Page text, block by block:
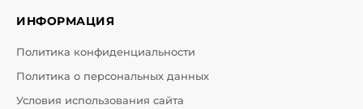
ИНФОРМАЦИЯ
Политика конфиденциальности
Политика о персональных данных
Условия использования сайта